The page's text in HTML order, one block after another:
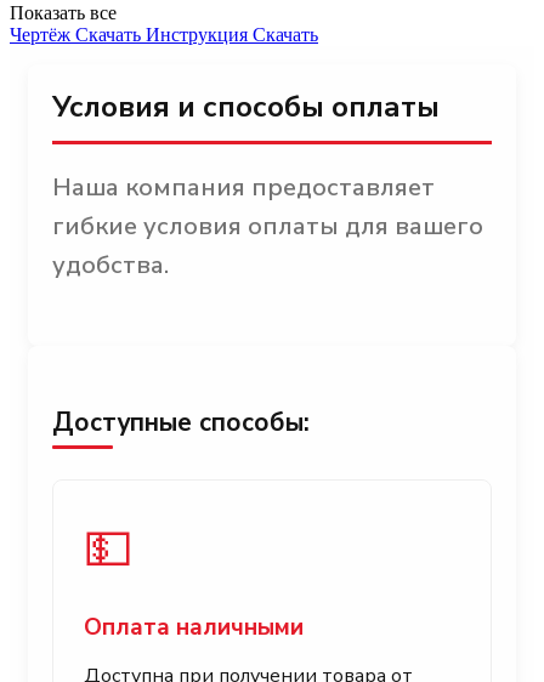
Показать все
Чертёж Скачать Инструкция Скачать
Условия и способы оплаты
Наша компания предоставляет
гибкие условия оплаты для вашего
удобства.
Доступные способы:
💵
Оплата наличными
Доступна при получении товара от